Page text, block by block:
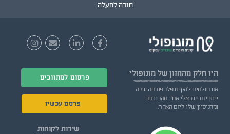
חזרה למעלה
היו חלק מהחזון של מונופולי
אנו חולמים להקים פלטפורמה שבה
ייתן יזם ישראלי אחד מהחוכמה
ומהניסיון שלו ליזם האחר.
פרסום למתווכים
פרסם עכשיו
שירות לקוחות